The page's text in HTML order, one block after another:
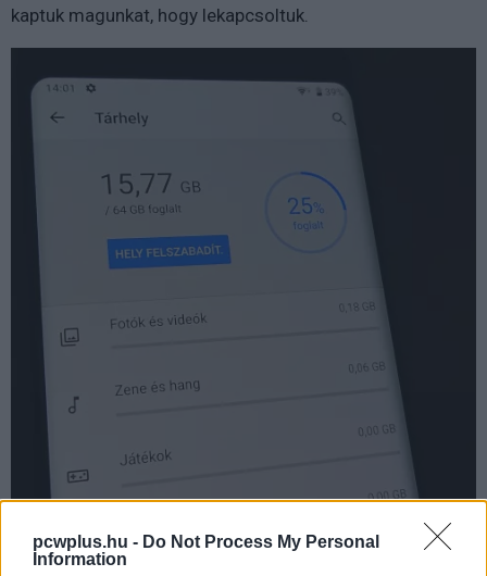
pcwplus.hu - Do Not Process My Personal
Information
kaptuk magunkat, hogy lekapcsoltuk.